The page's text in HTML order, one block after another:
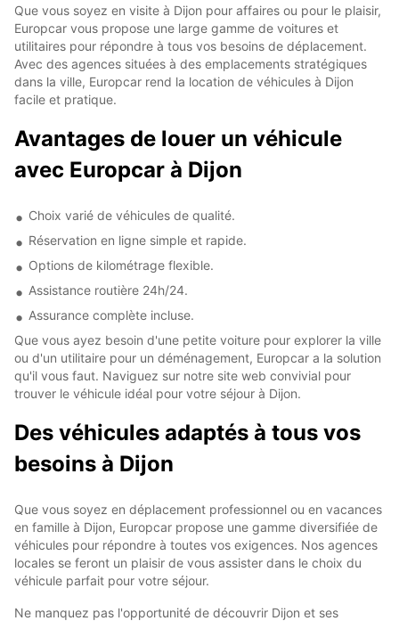
Que vous soyez en visite à Dijon pour affaires ou pour le plaisir,
Europcar vous propose une large gamme de voitures et
utilitaires pour répondre à tous vos besoins de déplacement.
Avec des agences situées à des emplacements stratégiques
dans la ville, Europcar rend la location de véhicules à Dijon
facile et pratique.
Avantages de louer un véhicule
avec Europcar à Dijon
Choix varié de véhicules de qualité.
Réservation en ligne simple et rapide.
Options de kilométrage flexible.
Assistance routière 24h/24.
Assurance complète incluse.
Que vous ayez besoin d'une petite voiture pour explorer la ville
ou d'un utilitaire pour un déménagement, Europcar a la solution
qu'il vous faut. Naviguez sur notre site web convivial pour
trouver le véhicule idéal pour votre séjour à Dijon.
Des véhicules adaptés à tous vos
besoins à Dijon
Que vous soyez en déplacement professionnel ou en vacances
en famille à Dijon, Europcar propose une gamme diversifiée de
véhicules pour répondre à toutes vos exigences. Nos agences
locales se feront un plaisir de vous assister dans le choix du
véhicule parfait pour votre séjour.
Ne manquez pas l'opportunité de découvrir Dijon et ses